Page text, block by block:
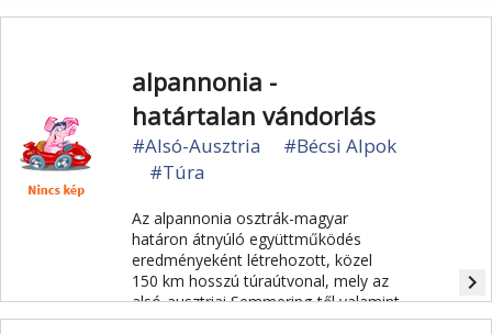
alpannonia -
határtalan vándorlás
#Alsó-Ausztria
#Bécsi Alpok
#Túra
Az alpannonia osztrák-magyar
határon átnyúló együttműködés
eredményeként létrehozott, közel
150 km hosszú túraútvonal, mely az
alsó-ausztriai Semmering-től valamint
a stájerországi Fischbach-tól egészen
navigate_next